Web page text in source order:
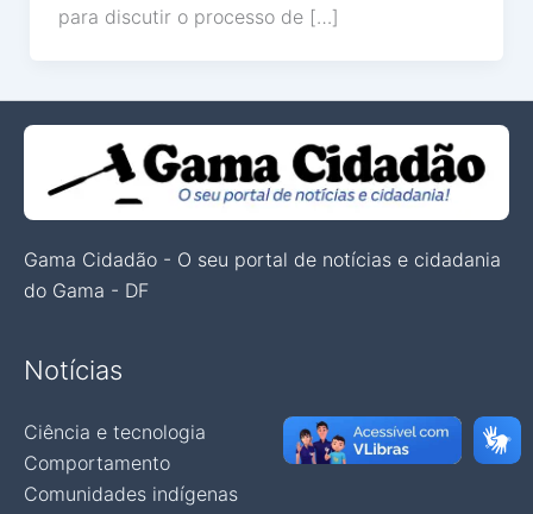
para discutir o processo de […]
Gama Cidadão - O seu portal de notícias e cidadania
do Gama - DF
Notícias
Ciência e tecnologia
Comportamento
Comunidades indígenas